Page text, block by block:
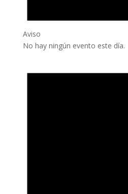
Aviso
No hay ningún evento este día.